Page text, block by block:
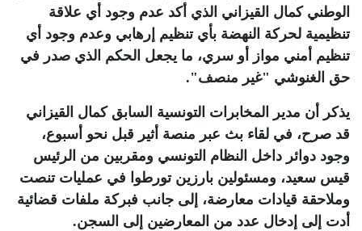
الوطني كمال القيزاني الذي أكد عدم وجود أي علاقة
تنظيمية لحركة النهضة بأي تنظيم إرهابي وعدم وجود أي
تنظيم أمني مواز أو سري، ما يجعل الحكم الذي صدر في
حق الغنوشي "غير منصف".
يذكر أن مدير المخابرات التونسية السابق كمال القيزاني
قد صرح، في لقاء بث عبر منصة أثير قبل نحو أسبوع،
وجود دوائر داخل النظام التونسي ومقربين من الرئيس
قيس سعيد، ومسئولين بارزين تورطوا في عمليات تنصت
وملاحقة قيادات معارضة، إلى جانب فبركة ملفات قضائية
أدت إلى إدخال عدد من المعارضين إلى السجن.